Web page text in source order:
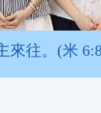
來往。(米